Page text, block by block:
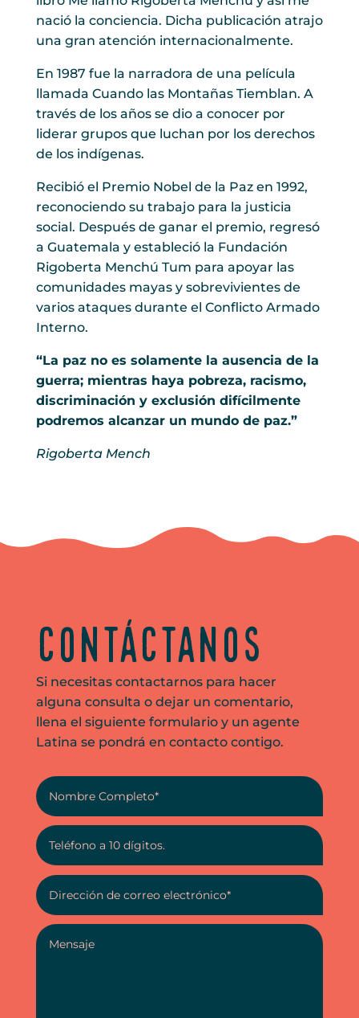
nació la conciencia. Dicha publicación atrajo
una gran atención internacionalmente.
En 1987 fue la narradora de una película
llamada Cuando las Montañas Tiemblan. A
través de los años se dio a conocer por
liderar grupos que luchan por los derechos
de los indígenas.
Recibió el Premio Nobel de la Paz en 1992,
reconociendo su trabajo para la justicia
social. Después de ganar el premio, regresó
a Guatemala y estableció la Fundación
Rigoberta Menchú Tum para apoyar las
comunidades mayas y sobrevivientes de
varios ataques durante el Conflicto Armado
Interno.
“La paz no es solamente la ausencia de la
guerra; mientras haya pobreza, racismo,
discriminación y exclusión difícilmente
podremos alcanzar un mundo de paz.”
Rigoberta Mench
Contáctanos
Si necesitas contactarnos para hacer
alguna consulta o dejar un comentario,
llena el siguiente formulario y un agente
Latina se pondrá en contacto contigo.